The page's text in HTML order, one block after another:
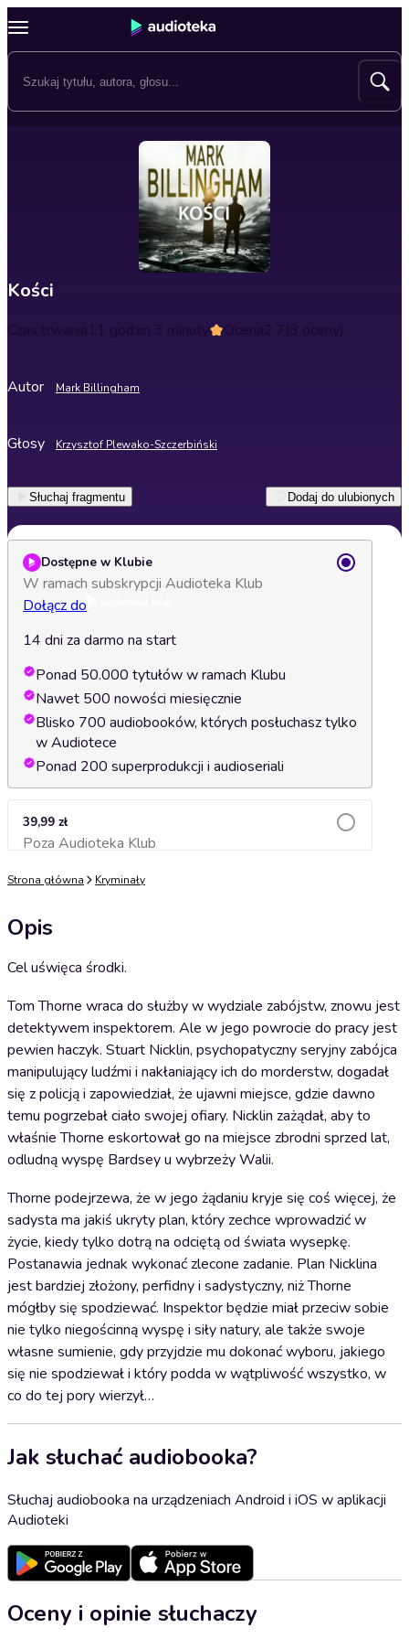
Kości
Czas trwania11 godzin 3 minuty Ocena2.7(3 oceny)
Autor Mark Billingham
Głosy Krzysztof Plewako-Szczerbiński
Słuchaj fragmentu Dodaj do ulubionych
Dostępne w Klubie
W ramach subskrypcji Audioteka Klub
Dołącz do
14 dni za darmo na start
Ponad 50.000 tytułów w ramach Klubu
Nawet 500 nowości miesięcznie
Blisko 700 audiobooków, których posłuchasz tylko
w Audiotece
Ponad 200 superprodukcji i audioseriali
39,99 zł
Poza Audioteka KlubDodaj do koszyka
Strona główna Kryminały
Opis
Cel uświęca środki.
Tom Thorne wraca do służby w wydziale zabójstw, znowu jest
detektywem inspektorem. Ale w jego powrocie do pracy jest
pewien haczyk. Stuart Nicklin, psychopatyczny seryjny zabójca
manipulujący ludźmi i nakłaniający ich do morderstw, dogadał
się z policją i zapowiedział, że ujawni miejsce, gdzie dawno
temu pogrzebał ciało swojej ofiary. Nicklin zażądał, aby to
właśnie Thorne eskortował go na miejsce zbrodni sprzed lat,
odludną wyspę Bardsey u wybrzeży Walii.
Thorne podejrzewa, że w jego żądaniu kryje się coś więcej, że
sadysta ma jakiś ukryty plan, który zechce wprowadzić w
życie, kiedy tylko dotrą na odciętą od świata wysepkę.
Postanawia jednak wykonać zlecone zadanie. Plan Nicklina
jest bardziej złożony, perfidny i sadystyczny, niż Thorne
mógłby się spodziewać. Inspektor będzie miał przeciw sobie
nie tylko niegościnną wyspę i siły natury, ale także swoje
własne sumienie, gdy przyjdzie mu dokonać wyboru, jakiego
się nie spodziewał i który podda w wątpliwość wszystko, w
co do tej pory wierzył…
Jak słuchać audiobooka?
Słuchaj audiobooka na urządzeniach Android i iOS w aplikacji
Audioteki
Oceny i opinie słuchaczy